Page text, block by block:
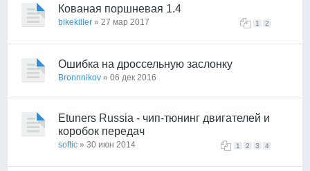
Кованая поршневая 1.4
1 2
bikekiller » 27 мар 2017
Ошибка на дроссельную заслонку
Bronnnikov » 06 дек 2016
Etuners Russia - чип-тюнинг двигателей и
коробок передач
1 2 3 4
softic » 30 июн 2014